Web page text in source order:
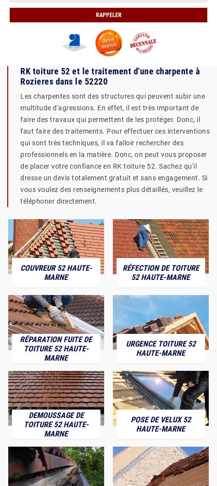
RK toiture 52 et le traitement d'une charpente à
Rozieres dans le 52220
Les charpentes sont des structures qui peuvent subir une
multitude d'agressions. En effet, il est très important de
faire des travaux qui permettent de les protéger. Donc, il
faut faire des traitements. Pour effectuer ces interventions
qui sont très techniques, il va falloir rechercher des
professionnels en la matière. Donc, on peut vous proposer
de placer votre confiance en RK toiture 52. Sachez qu'il
dresse un devis totalement gratuit et sans engagement. Si
vous voulez des renseignements plus détaillés, veuillez le
téléphoner directement.
COUVREUR 52 HAUTE-
MARNE
RÉFECTION DE TOITURE
52 HAUTE-MARNE
RÉPARATION FUITE DE
TOITURE 52 HAUTE-
MARNE
URGENCE TOITURE 52
HAUTE-MARNE
DEMOUSSAGE DE
TOITURE 52 HAUTE-
MARNE
POSE DE VELUX 52
HAUTE-MARNE